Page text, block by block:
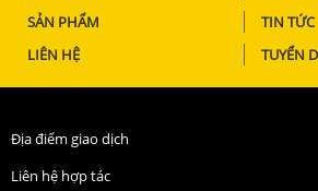
SẢN PHẨM
TIN TỨC
LIÊN HỆ
TUYỂN
Địa điểm giao dịch
Liên hệ hợp tác